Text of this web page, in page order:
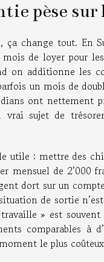
pèse sur
ça change tout. En
de loyer pour
on additionne les
un mois de
ont nettement
sujet de
utile : mettre des
mensuel de 2’000
dort sur un
de sortie
» est
comparables à
le plus